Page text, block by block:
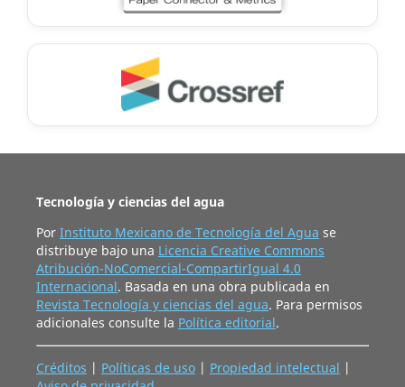
Tecnología y ciencias del agua
Por Instituto Mexicano de Tecnología del Agua se
distribuye bajo una Licencia Creative Commons
Atribución-NoComercial-CompartirIgual 4.0
Internacional. Basada en una obra publicada en
Revista Tecnología y ciencias del agua. Para permisos
adicionales consulte la Política editorial.
Créditos | Políticas de uso| Propiedad intelectual |